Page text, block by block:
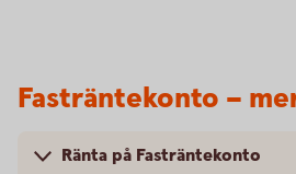
Fasträntekonto –
Ränta på Fasträntekonto